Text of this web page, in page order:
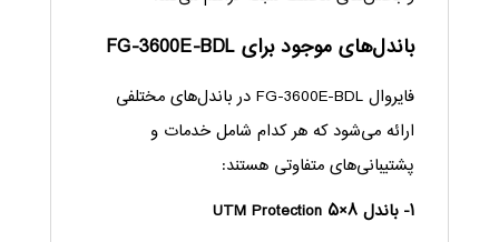
باندل‌های موجود برای FG-3600E-BDL
فایروال FG-3600E-BDL در باندل‌های مختلفی
ارائه می‌شود که هر کدام شامل خدمات و
پشتیبانی‌های متفاوتی هستند:
۱- باندل ۸×۵ UTM Protection